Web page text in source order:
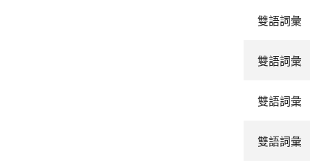
雙語詞彙
雙語詞彙
雙語詞彙
雙語詞彙